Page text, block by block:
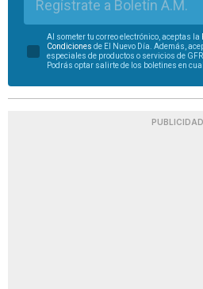
Regístrate a Boletín A.M.
Al someter tu correo electrónico, aceptas la
Condiciones de El Nuevo Día. Además,
especiales de productos o servicios de
Podrás optar salirte de los boletines en
PUBLICIDAD